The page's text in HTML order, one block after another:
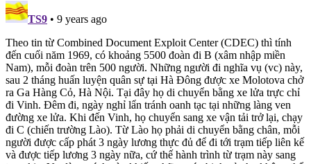
TS9 • 9 years ago
Theo tin từ Combined Document Exploit Center (CDEC) thì tính
đến cuối năm 1969, có khoảng 5500 đoàn đi B (xâm nhập miền
Nam), mỗi đoàn trên 500 người. Những người đi nghĩa vụ (vc) này,
sau 2 tháng huấn luyện quân sự tại Hà Đông được xe Molotova chở
ra Ga Hàng Cỏ, Hà Nội. Tại đây họ di chuyển bằng xe lửa trực chỉ
đi Vinh. Đêm đi, ngày nghỉ lẩn tránh oanh tạc tại những làng ven
đường xe lửa. Khi đến Vinh, họ chuyển sang xe vận tải trở lại, chạy
đi C (chiến trường Lào). Từ Lào họ phải di chuyển bằng chân, mỗi
người được cấp phát 3 ngày lương thực đủ để đi tới trạm tiếp liên kế
và được tiếp lương 3 ngày nữa, cứ thế hành trình từ trạm này sang